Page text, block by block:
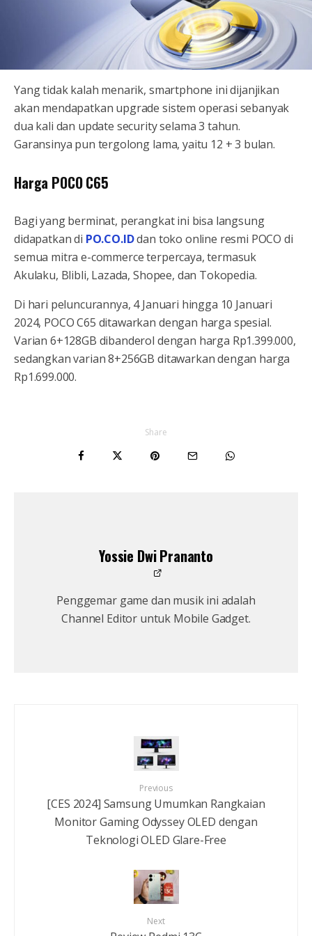
Yang tidak kalah menarik, smartphone ini dijanjikan
akan mendapatkan upgrade sistem operasi sebanyak
dua kali dan update security selama 3 tahun.
Garansinya pun tergolong lama, yaitu 12 + 3 bulan.
Harga POCO C65
Bagi yang berminat, perangkat ini bisa langsung
didapatkan di PO.CO.IDdan toko online resmi POCO di
semua mitra e-commerce terpercaya, termasuk
Akulaku, Blibli, Lazada, Shopee, dan Tokopedia.
Di hari peluncurannya, 4 Januari hingga 10 Januari
2024, POCO C65 ditawarkan dengan harga spesial.
Varian 6+128GB dibanderol dengan harga Rp1.399.000,
sedangkan varian 8+256GB ditawarkan dengan harga
Rp1.699.000.
Share
Yossie Dwi Prananto
Penggemar game dan musik ini adalah
Channel Editor untuk Mobile Gadget.
Previous
[CES 2024] Samsung Umumkan Rangkaian
Monitor Gaming Odyssey OLED dengan
Teknologi OLED Glare-Free
Next